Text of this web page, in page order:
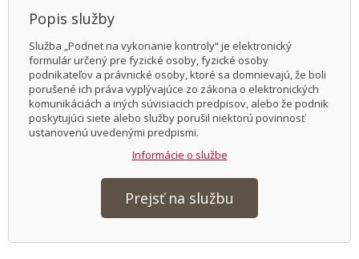
Popis služby
Služba „Podnet na vykonanie kontroly“ je elektronický
formulár určený pre fyzické osoby, fyzické osoby
podnikateľov a právnické osoby, ktoré sa domnievajú, že boli
porušené ich práva vyplývajúce zo zákona o elektronických
komunikáciách a iných súvisiacich predpisov, alebo že podnik
poskytujúci siete alebo služby porušil niektorú povinnosť
ustanovenú uvedenými predpismi.
Informácie o službe
Prejsť na službu